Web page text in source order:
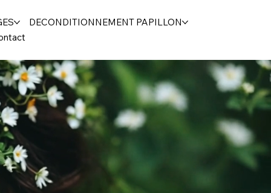
DECONDITIONNEMENT PAPILLON